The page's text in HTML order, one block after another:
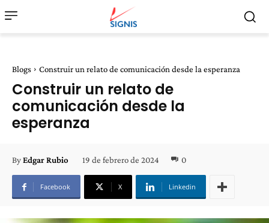
Blogs Construir un relato de comunicación desde la esperanza
Construir un relato de
comunicación desde la
esperanza
ByEdgar Rubio 19 de febrero de 2024 0
Facebook X Linkedin